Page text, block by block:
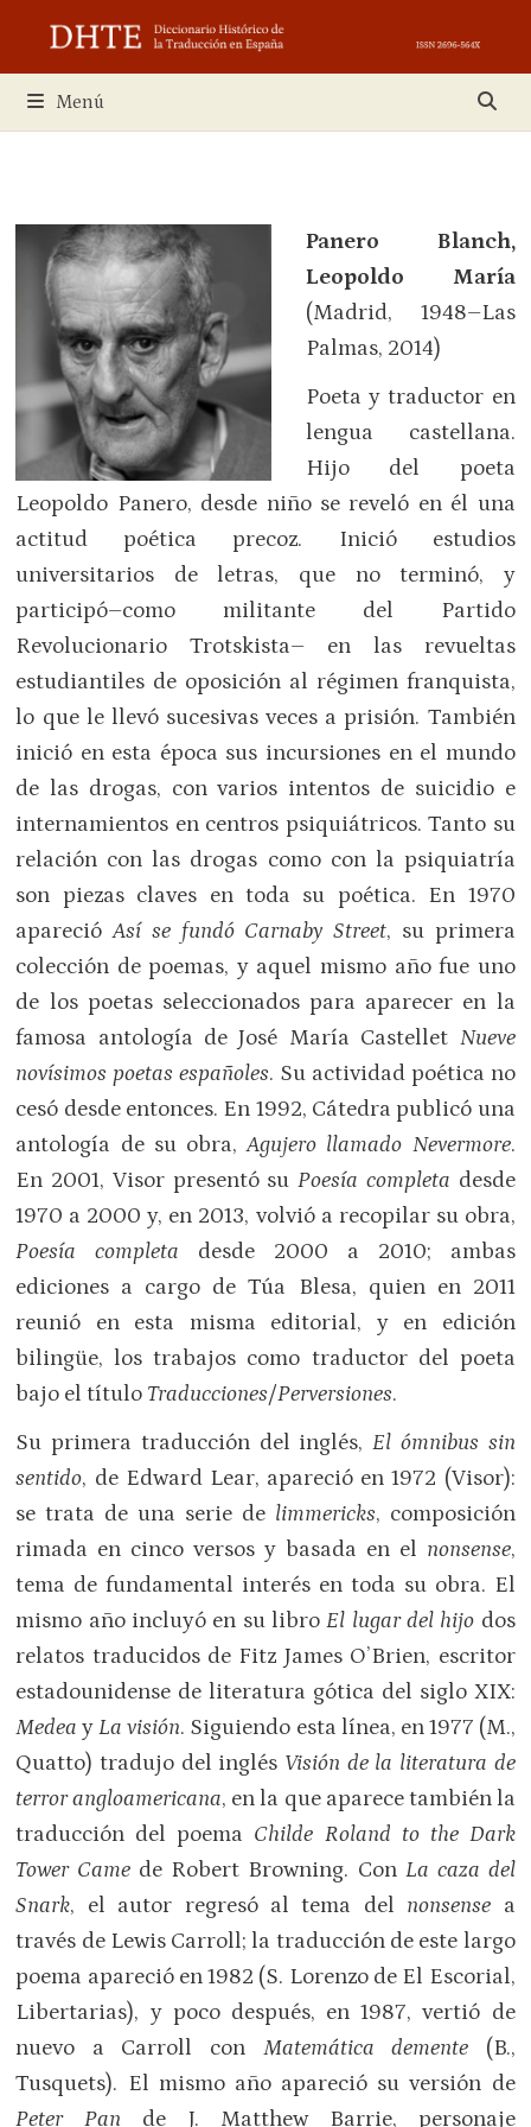
contenido
Menú
Panero Blanch,
Leopoldo María
(Madrid, 1948–Las
Palmas, 2014)
Poeta y traductor en
lengua castellana.
Hijo del poeta
Leopoldo Panero, desde niño se reveló en él una
actitud poética precoz. Inició estudios
universitarios de letras, que no terminó, y
participó–como militante del Partido
Revolucionario Trotskista– en las revueltas
estudiantiles de oposición al régimen franquista,
lo que le llevó sucesivas veces a prisión. También
inició en esta época sus incursiones en el mundo
de las drogas, con varios intentos de suicidio e
internamientos en centros psiquiátricos. Tanto su
relación con las drogas como con la psiquiatría
son piezas claves en toda su poética. En 1970
aparecióAsí se fundó Carnaby Street, su primera
colección de poemas, y aquel mismo año fue uno
de los poetas seleccionados para aparecer en la
famosa antología de José María Castellet Nueve
novísimos poetas españoles. Su actividad poética no
cesó desde entonces. En 1992, Cátedra publicó una
antología de su obra,Agujero llamado Nevermore.
En 2001, Visor presentó suPoesía completa desde
1970 a 2000 y, en 2013, volvió a recopilar su obra,
Poesía completa desde 2000 a 2010; ambas
ediciones a cargo de Túa Blesa, quien en 2011
reunió en esta misma editorial, y en edición
bilingüe, los trabajos como traductor del poeta
bajo el título Traducciones/Perversiones.
Su primera traducción del inglés,El ómnibus sin
sentido, de Edward Lear, apareció en 1972 (Visor):
se trata de una serie de limmericks, composición
rimada en cinco versos y basada en el nonsense,
tema de fundamental interés en toda su obra. El
mismo año incluyó en su libroEl lugar del hijo dos
relatos traducidos de Fitz James O’Brien, escritor
estadounidense de literatura gótica del siglo XIX:
MedeayLa visión. Siguiendo esta línea, en 1977 (M.,
Quatto) tradujo del inglés Visión de la literatura de
terror angloamericana, en la que aparece también la
traducción del poema Childe Roland to the Dark
Tower Came de Robert Browning. Con La caza del
Snark, el autor regresó al tema del nonsense a
través de Lewis Carroll; la traducción de este largo
poema apareció en 1982 (S. Lorenzo de El Escorial,
Libertarias), y poco después, en 1987, vertió de
nuevo a Carroll con Matemática demente (B.,
Tusquets). El mismo año apareció su versión de
Peter Pan de J. Matthew Barrie, personaje